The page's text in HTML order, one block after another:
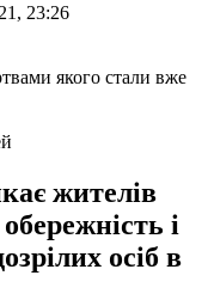
23:26
жителів
і
осіб в